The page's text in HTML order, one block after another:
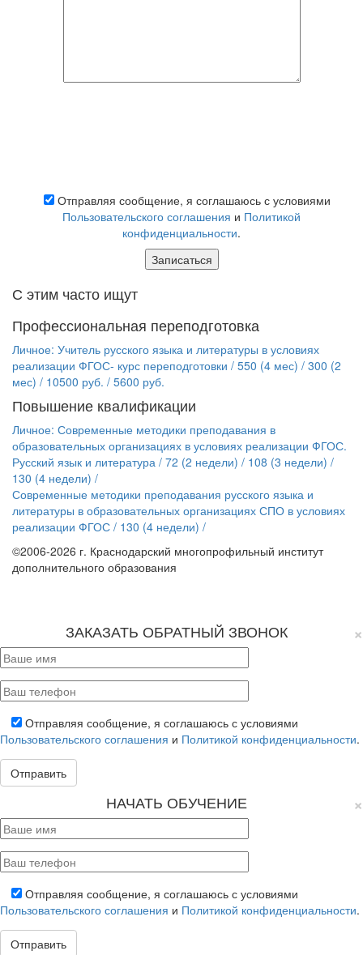
Отправляя сообщение, я соглашаюсь с условиями
Пользовательского соглашения и Политикой
конфиденциальности.
С этим часто ищут
Профессиональная переподготовка
Личное: Учитель русского языка и литературы в условиях
реализации ФГОС- курс переподготовки / 550 (4 мес) / 300 (2
мес) / 10500 руб. / 5600 руб.
Повышение квалификации
Личное: Современные методики преподавания в
образовательных организациях в условиях реализации ФГОС.
Русский язык и литература / 72 (2 недели) / 108 (3 недели) /
130 (4 недели) /
Современные методики преподавания русского языка и
литературы в образовательных организациях СПО в условиях
реализации ФГОС / 130 (4 недели) /
©2006-2026 г. Краснодарский многопрофильный институт
дополнительного образования
×
ЗАКАЗАТЬ ОБРАТНЫЙ ЗВОНОК
Отправляя сообщение, я соглашаюсь с условиями
Пользовательского соглашения и Политикой конфиденциальности.
×
НАЧАТЬ ОБУЧЕНИЕ
Отправляя сообщение, я соглашаюсь с условиями
Пользовательского соглашения и Политикой конфиденциальности.